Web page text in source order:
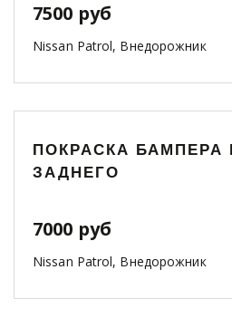
7500 руб
Nissan Patrol, Внедорожник
ПОКРАСКА БАМПЕРА
ЗАДНЕГО
7000 руб
Nissan Patrol, Внедорожник